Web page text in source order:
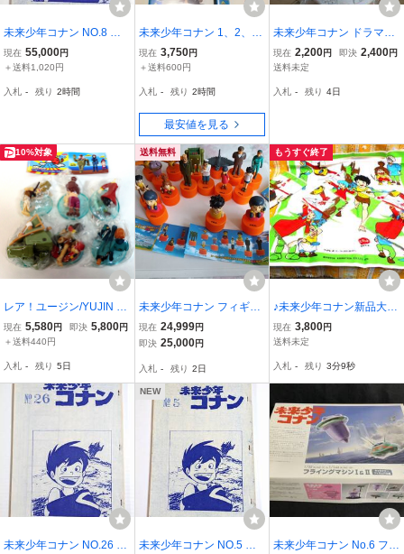
未来少年コナン NO.8 第8
話 絵コンテ アニメ制作資
料・制作素材 当時物 宮崎
リ
現在 55,000円
＋送料1,020円
入札 - 残り 2時間
未来少年コナン 1、2、
4、5盤面少々擦れ、6盤
面キズあり
現在 3,750円
＋送料600円
入札 - 残り 2時間
最安値を見る
未来少年コナン ドラマチ
ックコレクションシリー
ズ 第一話 のこされ島 フ
封 即決有り ジオラマ
現在 2,200円 即決 2,400円
送料未定
入札 - 残り 4日
10%対象
レア！ユージン/YUJIN 未
来少年コナン リアルフィ
ギュアコレクション コン
めて■Future Boy Conan/
宮崎駿/未開封
現在 5,580円 即決 5,800円
＋送料440円
入札 - 残り 5日
送料無料
未来少年コナン フィギュ
ア ボトルキャップ 宮崎駿
宮崎駿 シークレット込み
現在 24,999円
即決 25,000円
入札 - 残り 2日
もうすぐ終了
♪未来少年コナン新品大判
ランチクロスハンカチ４
枚セット一辺41ｃｍ綿10
ス日本アニメーション明
治乳業㈱会社粗品
現在 3,800円
送料未定
入札 - 残り 3分8秒
未来少年コナン NO.26 第
NEW
未来少年コナン NO.5 第5
未来少年コナン No.6 フラ